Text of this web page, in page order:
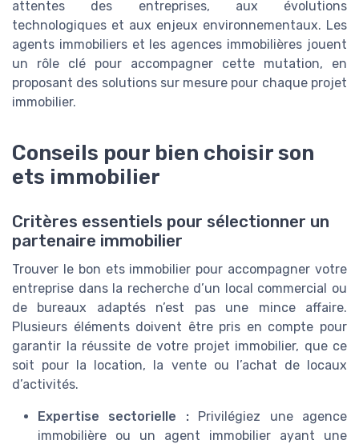
attentes des entreprises, aux évolutions
technologiques et aux enjeux environnementaux. Les
agents immobiliers et les agences immobilières jouent
un rôle clé pour accompagner cette mutation, en
proposant des solutions sur mesure pour chaque projet
immobilier.
Conseils pour bien choisir son
ets immobilier
Critères essentiels pour sélectionner un
partenaire immobilier
Trouver le bon ets immobilier pour accompagner votre
entreprise dans la recherche d’un local commercial ou
de bureaux adaptés n’est pas une mince affaire.
Plusieurs éléments doivent être pris en compte pour
garantir la réussite de votre projet immobilier, que ce
soit pour la location, la vente ou l’achat de locaux
d’activités.
Expertise sectorielle :Privilégiez une agence
immobilière ou un agent immobilier ayant une